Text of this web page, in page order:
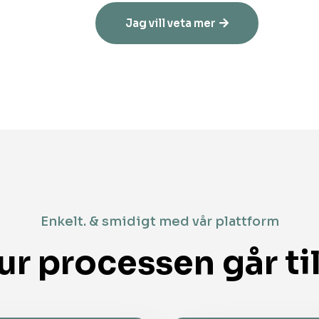
Jag vill veta mer
Enkelt. & smidigt med vår plattform
processen går